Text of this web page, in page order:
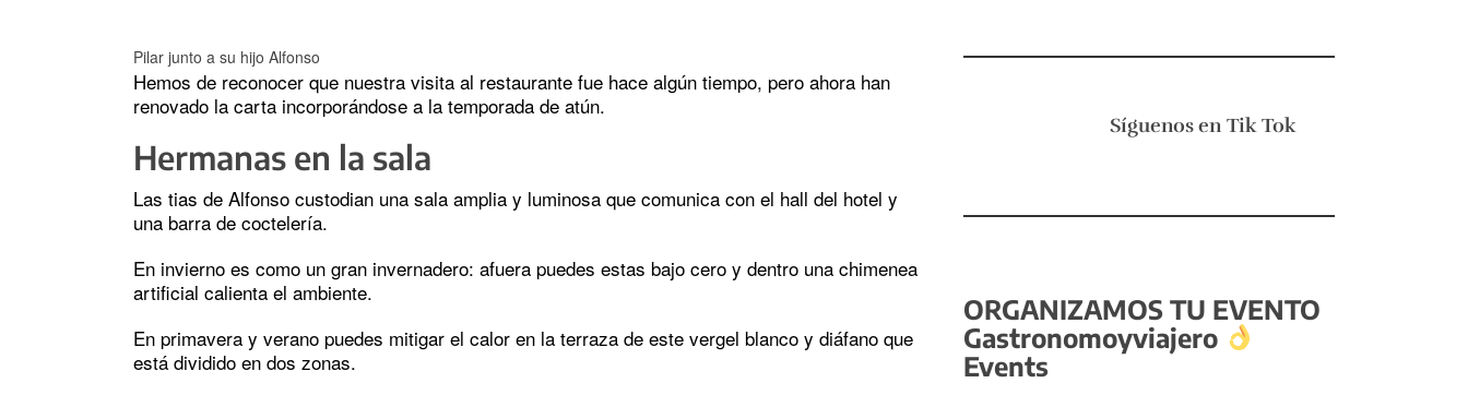
Pilar junto a su hijo Alfonso
Hemos de reconocer que nuestra visita al restaurante fue hace algún tiempo, pero ahora han
renovado la carta incorporándose a la temporada de atún.
Hermanas en la sala
Las tias de Alfonso custodian una sala amplia y luminosa que comunica con el hall del hotel y
una barra de coctelería.
En invierno es como un gran invernadero: afuera puedes estas bajo cero y dentro una chimenea
artificial calienta el ambiente.
En primavera y verano puedes mitigar el calor en la terraza de este vergel blanco y diáfano que
está dividido en dos zonas.
Síguenos en Tik Tok
ORGANIZAMOS TU EVENTO
Gastronomoyviajero
Events